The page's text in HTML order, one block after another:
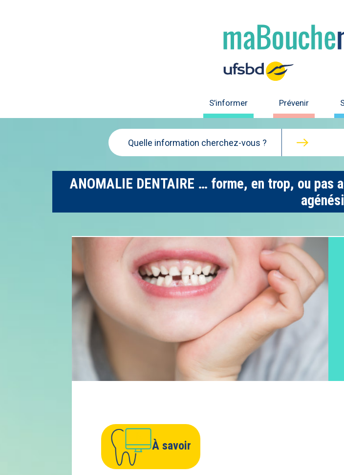
S’informer Prévenir
Quelle information cherchez-vous ?
ANOMALIE DENTAIRE … forme, en trop, ou
À savoir